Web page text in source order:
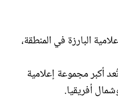
البارزة في المنطقة،
أكبر مجموعة إعلامية
أفريقيا.